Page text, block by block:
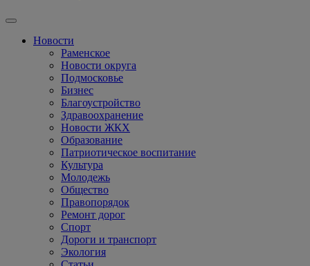
Новости
Раменское
Новости округа
Подмосковье
Бизнес
Благоустройство
Здравоохранение
Новости ЖКХ
Образование
Патриотическое воспитание
Культура
Молодежь
Общество
Правопорядок
Ремонт дорог
Спорт
Дороги и транспорт
Экология